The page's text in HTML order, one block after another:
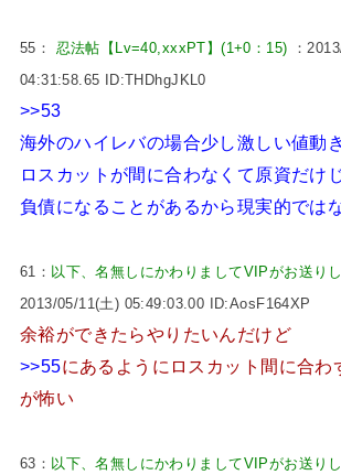
55： 忍法帖【Lv=40,xxxPT】(1+0：15)
：
04:31:58.65 ID:THDhgJKL0
>>53
海外のハイレバの場合少し激しい値動
ロスカットが間に合わなくて原資だけ
負債になることがあるから現実的では
61： 以下、名無しにかわりましてVIPがお送り
2013/05/11(土) 05:49:03.00 ID:AosF164XP
余裕ができたらやりたいんだけど
>>55にあるようにロスカット間に合わ
が怖い
63： 以下、名無しにかわりましてVIPがお送り